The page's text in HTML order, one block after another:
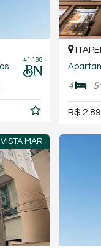
#1.188
Apartamento no Edifício Cosmopolitan
4 5
R$
VISTA MAR